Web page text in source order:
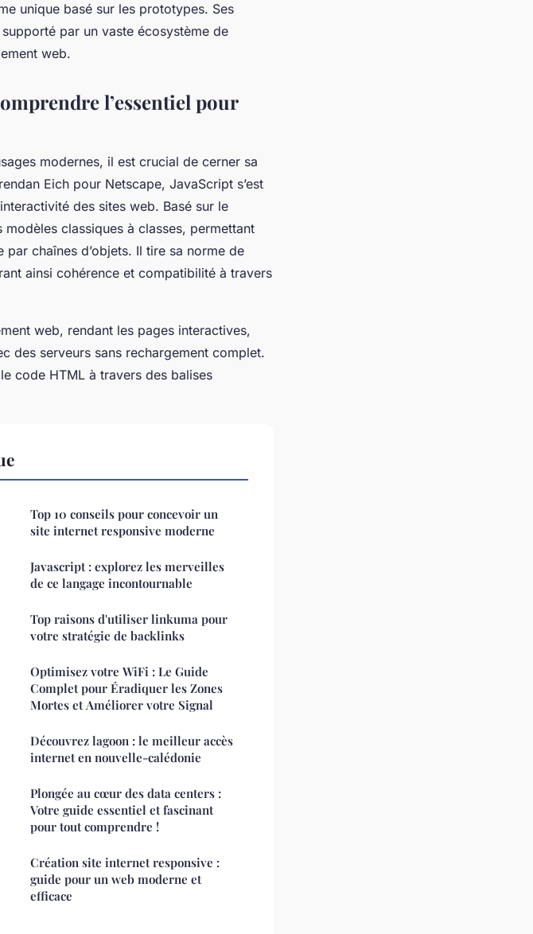
unique basé sur les prototypes. Ses
par un vaste écosystème de
web.
l’essentiel pour
modernes, il est crucial de cerner sa
Eich pour Netscape, JavaScript s’est
des sites web. Basé sur le
classiques à classes, permettant
chaînes d’objets. Il tire sa norme de
ainsi cohérence et compatibilité à travers
web, rendant les pages interactives,
des serveurs sans rechargement complet.
code HTML à travers des balises
Top 10 conseils pour concevoir un
site internet responsive moderne
Javascript : explorez les merveilles
de ce langage incontournable
Top raisons d'utiliser linkuma pour
votre stratégie de backlinks
Optimisez votre WiFi : Le Guide
Complet pour Éradiquer les Zones
Mortes et Améliorer votre Signal
Découvrez lagoon : le meilleur accès
internet en nouvelle-calédonie
Plongée au cœur des data centers :
Votre guide essentiel et fascinant
pour tout comprendre !
Création site internet responsive :
guide pour un web moderne et
efficace